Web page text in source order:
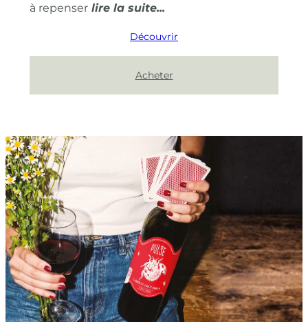
à repenser
Découvrir
Acheter